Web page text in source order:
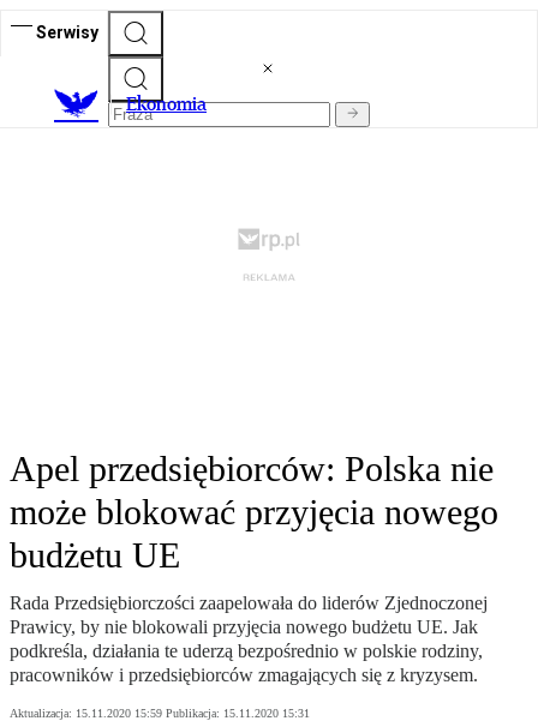
Serwisy
Ekonomia
Apel przedsiębiorców: Polska nie
może blokować przyjęcia nowego
budżetu UE
Rada Przedsiębiorczości zaapelowała do liderów Zjednoczonej
Prawicy, by nie blokowali przyjęcia nowego budżetu UE. Jak
podkreśla, działania te uderzą bezpośrednio w polskie rodziny,
pracowników i przedsiębiorców zmagających się z kryzysem.
Aktualizacja: 15.11.2020 15:59 Publikacja: 15.11.2020 15:31